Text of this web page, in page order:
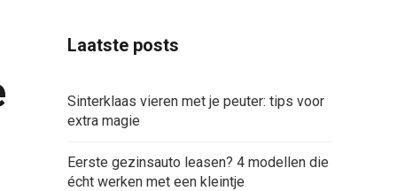
Laatste posts
Sinterklaas vieren met je peuter: tips voor
extra magie
Eerste gezinsauto leasen? 4 modellen die
écht werken met een kleintje